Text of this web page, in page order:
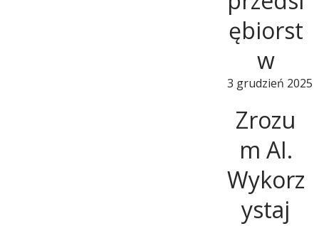
ębiorst
w
3 grudzień 2025
Zrozu
m AI.
Wykorz
ystaj